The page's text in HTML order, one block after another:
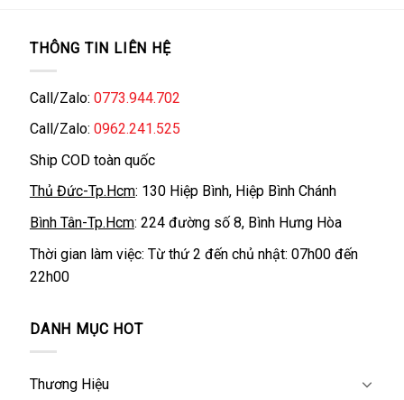
THÔNG TIN LIÊN HỆ
Call/Zalo: 0773.944.702
Call/Zalo: 0962.241.525
Ship COD toàn quốc
Thủ Đức-Tp.Hcm: 130 Hiệp Bình, Hiệp Bình Chánh
Bình Tân-Tp.Hcm: 224 đường số 8, Bình Hưng Hòa
Thời gian làm việc: Từ thứ 2 đến chủ nhật: 07h00 đến
22h00
DANH MỤC HOT
Thương Hiệu